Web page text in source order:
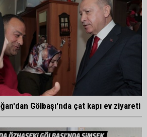
Gölbaşı'nda çat kapı ev ziyareti